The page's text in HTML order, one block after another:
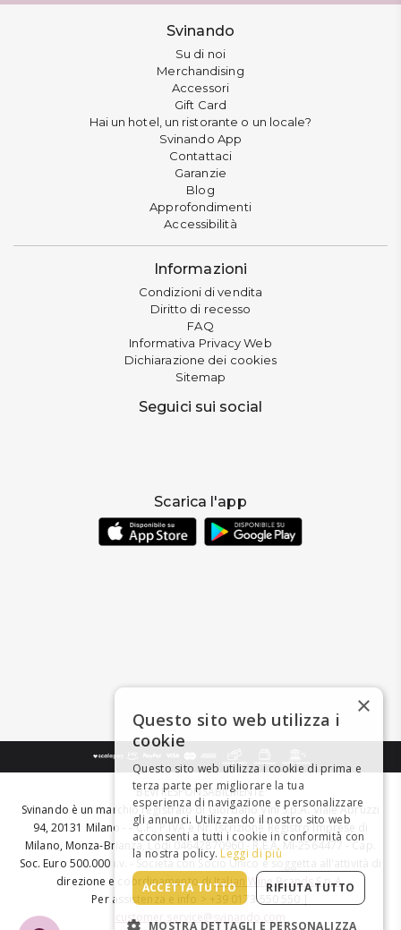
Svinando
Su di noi
Merchandising
Accessori
Gift Card
Hai un hotel, un ristorante o un locale?
Svinando App
Contattaci
Garanzie
Blog
Approfondimenti
Accessibilità
Informazioni
Condizioni di vendita
Diritto di recesso
FAQ
Informativa Privacy Web
Dichiarazione dei cookies
Sitemap
Seguici sui social
Scarica l'app
BEVI RESPONSABILMENTE
Svinando è un marchio registrato di Giordano Vini S.p.A. Viale Abruzzi
94, 20131 Milano - - C.F., P.IVA e Nr. Iscrizione Registro Imprese di
Milano, Monza-Brianza, Lodi 04642870960 - R.E.A. MI-2564477 - Cap.
Soc. Euro 500.000 i.v. - Società con Socio Unico e soggetta all'attività di
direzione e coordinamento diItalian Wine Brands S.p.A.
Per assistenza e info > +39 0173 550 550 |
customer.service@svinando.com
×
Questo sito web utilizza i
cookie
Questo sito web utilizza i cookie di prima e
terza parte per migliorare la tua
esperienza di navigazione e personalizzare
gli annunci. Utilizzando il nostro sito web
acconsenti a tutti i cookie in conformità con
la nostra policy. Leggi di più
ACCETTA TUTTO RIFIUTA TUTTO
MOSTRA DETTAGLI E PERSONALIZZA